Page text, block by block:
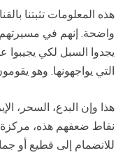
هذه المعلومات تثبتنا
واضحة. إنهم في
يجدوا السبل لكي يجيبوا
التي يواجهونها. وهو
هذا وإن البدع، السحر،
نقاط ضعفهم هذه، مركزة
للانضمام إلى قطيع أو